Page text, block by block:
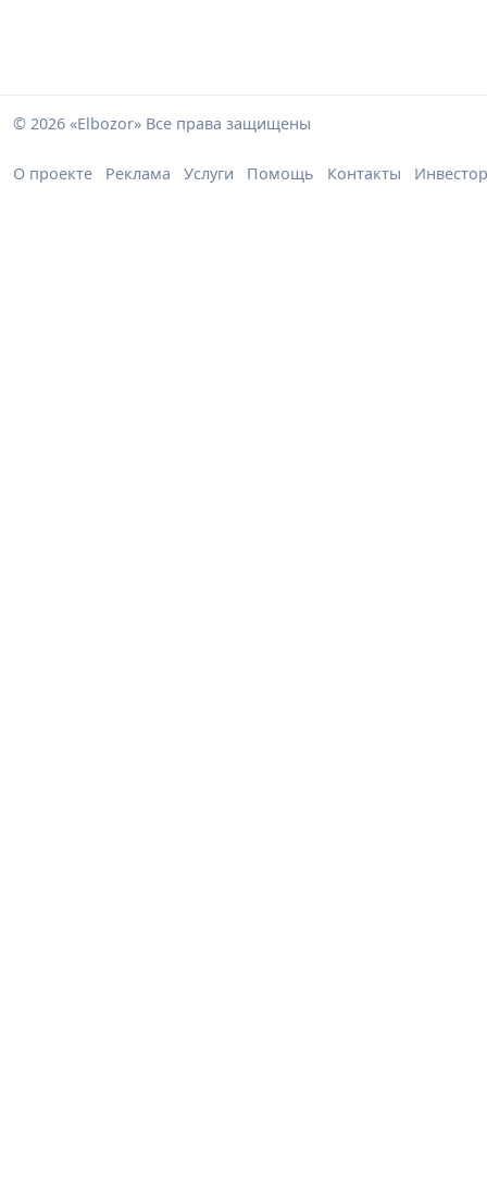
© 2026 «Elbozor» Все права защищены
О проекте Реклама Услуги Помощь Контакты